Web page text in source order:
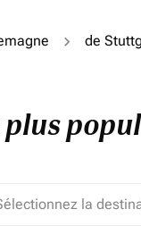
de
plus